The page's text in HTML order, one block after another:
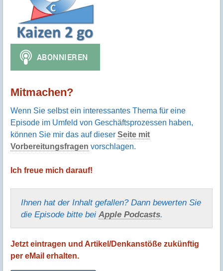
Mitmachen?
Wenn Sie selbst ein interessantes Thema für eine
Episode im Umfeld von Geschäftsprozessen haben,
können Sie mir das auf dieser Seite mit
Vorbereitungsfragen vorschlagen.
Ich freue mich darauf!
Ihnen hat der Inhalt gefallen? Dann bewerten Sie
die Episode bitte bei Apple Podcasts
Jetzt eintragen und Artikel/Denkanstöße zukünftig
per eMail erhalten.